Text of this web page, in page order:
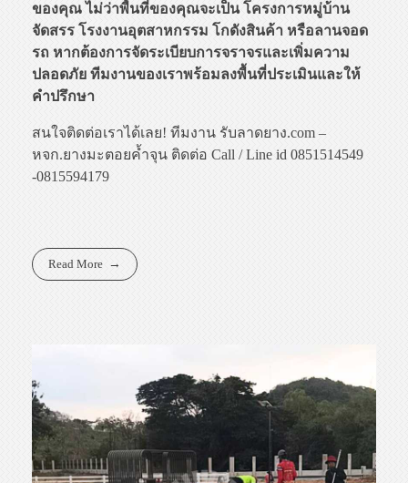
ของคุณ ไม่ว่าพื้นที่ของคุณจะเป็น โครงการหมู่บ้าน
จัดสรร โรงงานอุตสาหกรรม โกดังสินค้า หรือลานจอด
รถ หากต้องการจัดระเบียบการจราจรและเพิ่มความ
ปลอดภัย ทีมงานของเราพร้อมลงพื้นที่ประเมินและให้
คำปรึกษา
สนใจติดต่อเราได้เลย! ทีมงาน รับลาดยาง.com –
หจก.ยางมะตอยค้ำจุน ติดต่อ Call / Line id 0851514549
-0815594179
Read More